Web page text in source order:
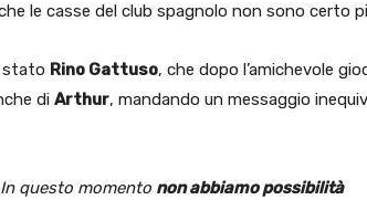
le casse del club spagnolo non sono certo
stato Rino Gattuso, che dopo l’amichevole
di Arthur, mandando un messaggio
questo momento non abbiamo possibilità